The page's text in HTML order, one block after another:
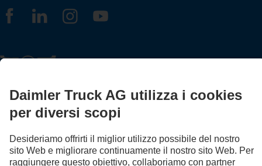
FOLLOW THE ROADSTARS.
Scambia esperienze con altri camionisti.
Sali a bordo